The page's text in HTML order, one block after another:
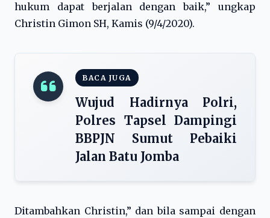
hukum dapat berjalan dengan baik,” ungkap
Christin Gimon SH, Kamis (9/4/2020).
BACA JUGA
Wujud Hadirnya Polri,
Polres Tapsel Dampingi
BBPJN Sumut Pebaiki
Jalan Batu Jomba
Ditambahkan Christin,” dan bila sampai dengan